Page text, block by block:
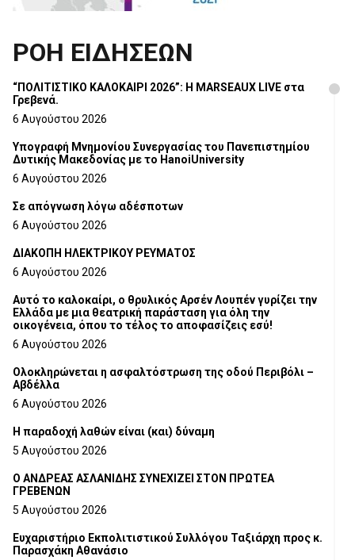
ΡΟΗ ΕΙΔΗΣΕΩΝ
“ΠΟΛΙΤΙΣΤΙΚΟ ΚΑΛΟΚΑΙΡΙ 2026”: Η MARSEAUX LIVE στα
Γρεβενά.
6 Αυγούστου 2026
Υπογραφή Μνημονίου Συνεργασίας του Πανεπιστημίου
Δυτικής Μακεδονίας με το HanoiUniversity
6 Αυγούστου 2026
Σε απόγνωση λόγω αδέσποτων
6 Αυγούστου 2026
ΔΙΑΚΟΠΗ ΗΛΕΚΤΡΙΚΟΥ ΡΕΥΜΑΤΟΣ
6 Αυγούστου 2026
Αυτό το καλοκαίρι, ο θρυλικός Αρσέν Λουπέν γυρίζει την
Ελλάδα με μια θεατρική παράσταση για όλη την
οικογένεια, όπου το τέλος το αποφασίζεις εσύ!
6 Αυγούστου 2026
Ολοκληρώνεται η ασφαλτόστρωση της οδού Περιβόλι –
Αβδέλλα
6 Αυγούστου 2026
H παραδοχή λαθών είναι (και) δύναμη
5 Αυγούστου 2026
Ο ΑΝΔΡΕΑΣ ΑΣΛΑΝΙΔΗΣ ΣΥΝΕΧΙΖΕΙ ΣΤΟΝ ΠΡΩΤΕΑ
ΓΡΕΒΕΝΩΝ
5 Αυγούστου 2026
Ευχαριστήριο Εκπολιτιστικού Συλλόγου Ταξιάρχη προς κ.
Παρασχάκη Αθανάσιο